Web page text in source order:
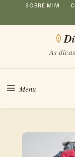
Saltar
para
conteúdo
SOBRE MIM
As
Menu